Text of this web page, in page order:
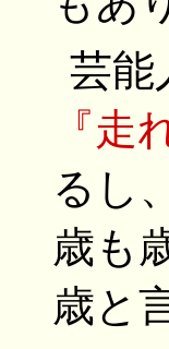
芸能
『走
るし
歳も
歳と